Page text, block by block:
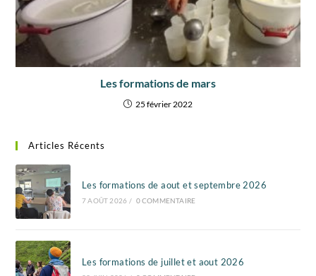
Les formations de mars
25 février 2022
Articles Récents
Les formations de aout et septembre 2026
7 AOÛT 2026 / 0 COMMENTAIRE
Les formations de juillet et aout 2026